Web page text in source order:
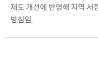
제도 개선에 반영해 지역 서
방침임.